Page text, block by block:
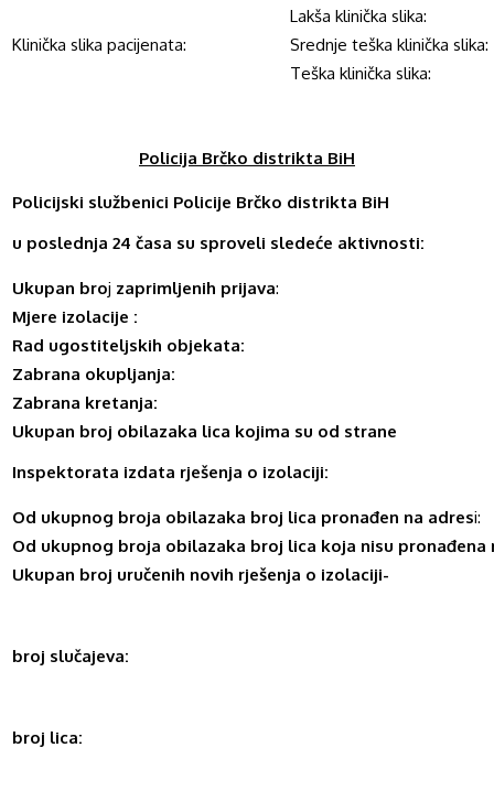
Klinička slika pacijenata:
Lakša klinička slika:
Srednje teška klinička slika:
Teška klinička slika:
Policija Brčko distrikta BiH
Policijski službenici Policije Brčko distrikta BiH
u poslednja 24 časa su sproveli sledeće aktivnosti:
Ukupan broj zaprimljenih prijava:
Mjere izolacije :
Rad ugostiteljskih objekata:
Zabrana okupljanja:
Zabrana kretanja:
Ukupan broj obilazaka lica kojima su od strane
Inspektorata izdata rješenja o izolaciji:
Od ukupnog broja obilazaka broj lica pronađen na adresi:
Od ukupnog broja obilazaka broj lica koja nisu pronađena
Ukupan broj uručenih novih rješenja o izolaciji-
broj slučajeva:
broj lica: